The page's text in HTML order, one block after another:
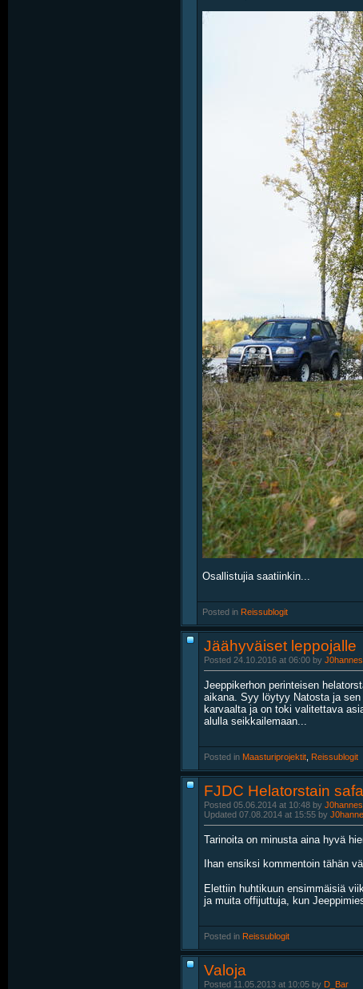
Osallistujia saatiinkin...
Posted in Reissublogit
Jäähyväiset leppojalle
Posted 24.10.2016 at 06:00 by J0hannes
Jeeppikerhon perinteisen
aikana. Syy löytyy Natosta ja
karvaalta ja on toki valitettava
alulla seikkailemaan...
Posted in Maasturiprojektit Reissublogit
FJDC Helatorstain
Posted 05.06.2014 at 10:48 by J0hannes
Updated 07.08.2014 at 15:55 by
Tarinoita on minusta aina hyvä
Ihan ensiksi kommentoin tähän
Elettiin huhtikuun ensimmäisiä
ja muita offijuttuja, kun
Posted in Reissublogit
Valoja
Posted 11.05.2013 at 10:05 by D_Bar